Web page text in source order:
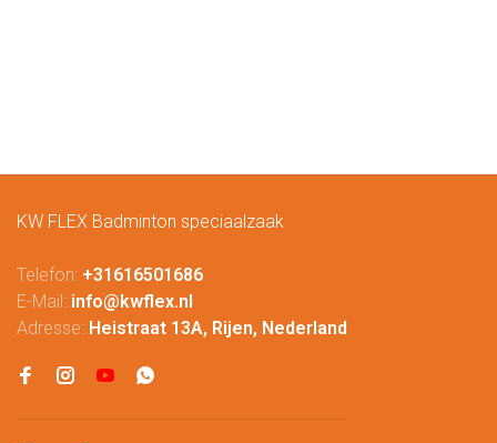
KW FLEX Badminton speciaalzaak
Telefon: +31616501686
E-Mail: info@kwflex.nl
Adresse: Heistraat 13A, Rijen, Nederland